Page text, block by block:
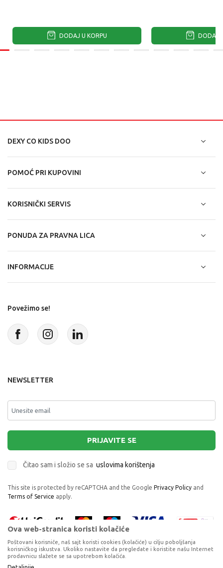
DODAJ U KORPU DODAJ
DEXY CO KIDS DOO
POMOĆ PRI KUPOVINI
KORISNIČKI SERVIS
PONUDA ZA PRAVNA LICA
INFORMACIJE
Povežimo se!
NEWSLETTER
PRIJAVITE SE
Čitao sam i složio se sa uslovima korištenja
This site is protected by reCAPTCHA and the Google Privacy Policy and
Terms of Service apply.
Proizvode na sajtu nastojimo da opišemo što je preciznije moguće, ali ne
Ova web-stranica koristi kolačiće
Poštovani korisniče, naš sajt koristi cookies (kolačiće) u cilju poboljšanja
korisničkog iskustva. Ukoliko nastavite da pregledate i koristite našu Internet
prodavnicu slažete se sa upotrebom kolačića.